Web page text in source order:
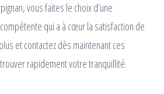
vous faites le choix d’une
qui a à cœur la satisfaction de
et contactez dès maintenant ces
rapidement votre tranquillité.